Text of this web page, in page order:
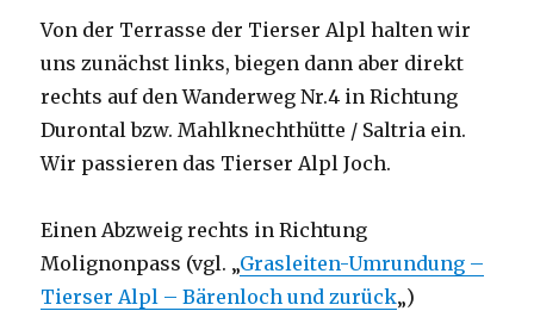
Von der Terrasse der Tierser Alpl halten wir
uns zunächst links, biegen dann aber direkt
rechts auf den Wanderweg Nr.4 in Richtung
Durontal bzw. Mahlknechthütte / Saltria ein.
Wir passieren das Tierser Alpl Joch.
Einen Abzweig rechts in Richtung
Molignonpass (vgl. „Grasleiten-Umrundung –
Tierser Alpl – Bärenloch und zurück„)